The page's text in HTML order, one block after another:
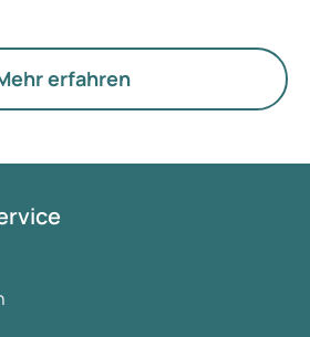
und die Funktion der
erfahren